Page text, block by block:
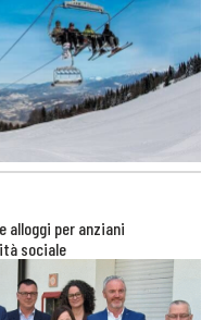
alloggi per anziani
sociale